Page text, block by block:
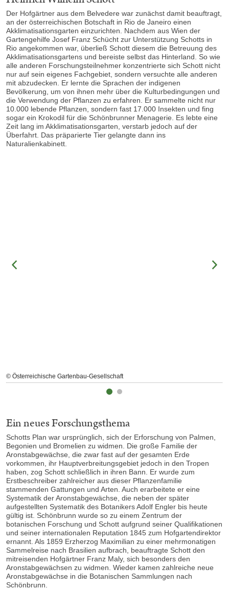
Der Hofgärtner aus dem Belvedere war zunächst damit beauftragt,
an der österreichischen Botschaft in Rio de Janeiro einen
Akklimatisationsgarten einzurichten. Nachdem aus Wien der
Gartengehilfe Josef Franz Schücht zur Unterstützung Schotts in
Rio angekommen war, überließ Schott diesem die Betreuung des
Akklimatisationsgartens und bereiste selbst das Hinterland. So wie
alle anderen Forschungsteilnehmer konzentrierte sich Schott nicht
nur auf sein eigenes Fachgebiet, sondern versuchte alle anderen
mit abzudecken. Er lernte die Sprachen der indigenen
Bevölkerung, um von ihnen mehr über die Kulturbedingungen und
die Verwendung der Pflanzen zu erfahren. Er sammelte nicht nur
10.000 lebende Pflanzen, sondern fast 17.000 Insekten und fing
sogar ein Krokodil für die Schönbrunner Menagerie. Es lebte eine
Zeit lang im Akklimatisationsgarten, verstarb jedoch auf der
Überfahrt. Das präparierte Tier gelangte dann ins
Naturalienkabinett.
© Österreichische Gartenbau-Gesellschaft
Ein neues Forschungsthema
Schotts Plan war ursprünglich, sich der Erforschung von Palmen,
Begonien und Bromelien zu widmen. Die große Familie der
Aronstabgewächse, die zwar fast auf der gesamten Erde
vorkommen, ihr Hauptverbreitungsgebiet jedoch in den Tropen
haben, zog Schott schließlich in ihren Bann. Er wurde zum
Erstbeschreiber zahlreicher aus dieser Pflanzenfamilie
stammenden Gattungen und Arten. Auch erarbeitete er eine
Systematik der Aronstabgewächse, die neben der später
aufgestellten Systematik des Botanikers Adolf Engler bis heute
gültig ist. Schönbrunn wurde so zu einem Zentrum der
botanischen Forschung und Schott aufgrund seiner Qualifikationen
und seiner internationalen Reputation 1845 zum Hofgartendirektor
ernannt. Als 1859 Erzherzog Maximilian zu einer mehrmonatigen
Sammelreise nach Brasilien aufbrach, beauftragte Schott den
mitreisenden Hofgärtner Franz Maly, sich besonders den
Aronstabgewächsen zu widmen. Wieder kamen zahlreiche neue
Aronstabgewächse in die Botanischen Sammlungen nach
Schönbrunn.